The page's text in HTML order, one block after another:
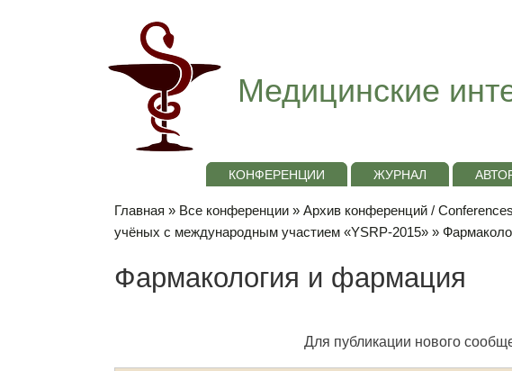
Медицинские
КОНФЕРЕНЦИИ ЖУРНАЛ
Главная » Все конференции » Архив конференций /
учёных с международным участием «YSRP-2015» »
Фармакология и фармация
Для публикации нового